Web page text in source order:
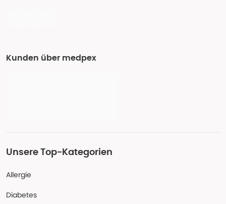
Kunden über medpex
Unsere Top-Kategorien
Allergie
Diabetes